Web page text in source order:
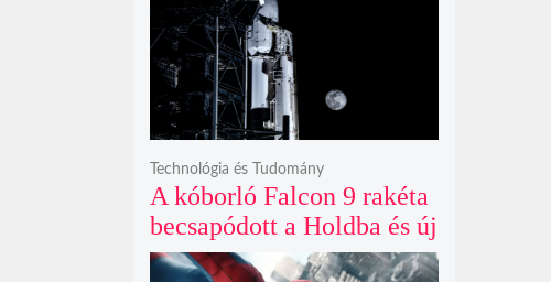
komoly belsőtéri ugrást
hoz
A kóborló Falcon 9 rakéta
becsapódott a Holdba és új
krátert hagyott maga után
Technológia és Tudomány